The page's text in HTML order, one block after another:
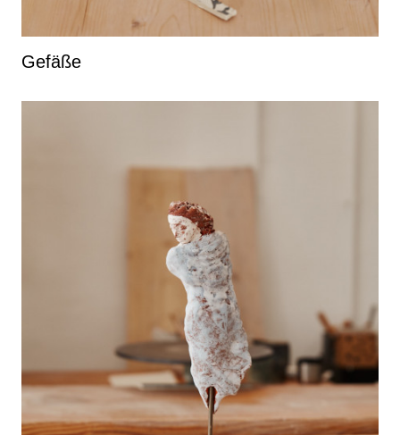
Gefäße